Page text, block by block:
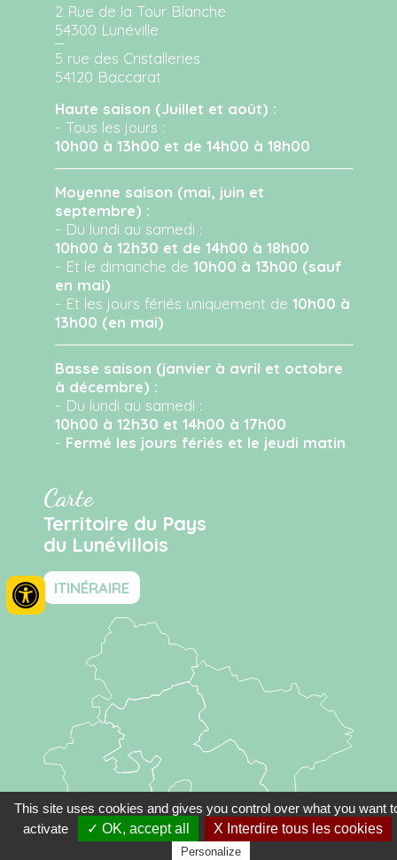
2 Rue de la Tour Blanche
54300 Lunéville
5 rue des Cristalleries
54120 Baccarat
Haute saison (Juillet et août) :
- Tous les jours :
10h00 à 13h00 et de 14h00 à 18h00
Moyenne saison (mai, juin et
septembre) :
- Du lundi au samedi :
10h00 à 12h30 et de 14h00 à 18h00
- Et le dimanche de10h00 à 13h00 (sauf
en mai)
- Et les jours fériés uniquement de10h00 à
13h00 (en mai)
Basse saison (janvier à avril et octobre
à décembre) :
- Du lundi au samedi :
10h00 à 12h30 et 14h00 à 17h00
- Fermé les jours fériés et le jeudi matin
Carte
Territoire du Pays
du Lunévillois
ITINÉRAIRE
This site uses cookies and gives you control over what you want
activate
✓ OK, accept all X Interdire tous les cookies
Personalize